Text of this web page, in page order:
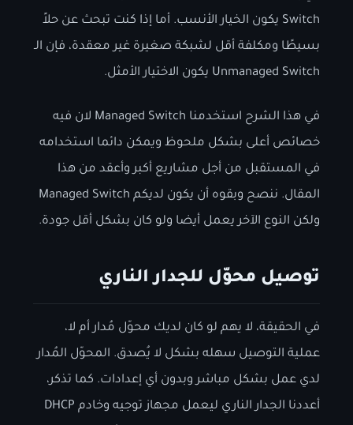
Switch يكون الخيار الأنسب. أما إذا كنت تبحث عن حلاً
بسيطًا ومكلفة أقل لشبكة صغيرة غير معقدة، فإن الـ
Unmanaged Switch يكون الاختيار الأمثل.
في هذا الشرح استخدمنا Managed Switch لان فيه
خصائص أعلى بشكل ملحوظ ويمكن دائما استخدامه
في المستقبل من أجل مشاريع أكبر وأعقد من هذا
المقال. ننصح وبقوه أن يكون لديكم Managed Switch
ولكن النوع الآخر يعمل أيضا ولو كان بشكل أقل جودة.
توصيل محوّل للجدار الناري
في الحقيقة، لا يهم لو كان لديك محوّل مُدار أم لا،
عملية التوصيل سهله بشكل لا يُصدق. المحوّل المُدار
لدي عمل بشكل مباشر وبدون أي إعدادات. كما تذكر،
أعددنا الجدار الناري ليعمل مجهاز توجيه وخادم DHCP